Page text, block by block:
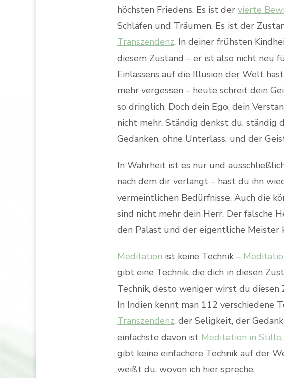
höchsten Friedens. Es ist der vierte
Schlafen und Träumen. Es ist der
Transzendenz. In deiner frühsten
diesem Zustand – er ist also nicht neu
Einlassens auf die Illusion der Welt
mehr vergessen – heute schreit dein
so dringlich. Doch dein Ego, dein
nicht mehr. Ständig denkst du, ständig
Gedanken, ohne Unterlass, und der
In Wahrheit ist es nur und
nach dem dir verlangt – hast du ihn
vermeintlichen Bedürfnisse. Auch die
sind nicht mehr dein Herr. Der falsche
den Palast und der eigentliche Meister
Meditation ist keine Technik –
gibt eine Technik, die dich in diesen
Technik, desto weniger wirst du diesen
In Indien kennt man 112 verschiedene
Transzendenz, der Seligkeit, der
einfachste davon ist Meditation in Stille
gibt keine einfachere Technik auf der
weißt du, wovon ich hier spreche.